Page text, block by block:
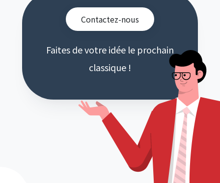
Contactez-nous
Faites de votre idée le prochain
classique !